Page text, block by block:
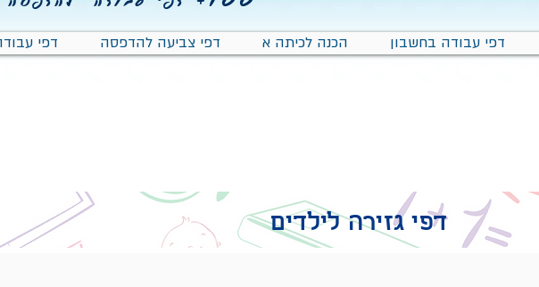
דפי עבודה בחשבון הכנה לכיתה א דפי צביעה להדפסה דפי